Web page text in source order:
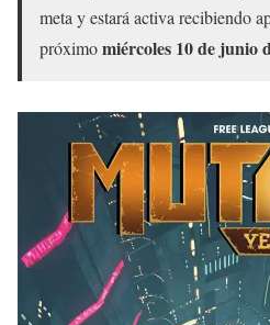
meta y estará activa recibiendo
próximomiércoles 10 de junio